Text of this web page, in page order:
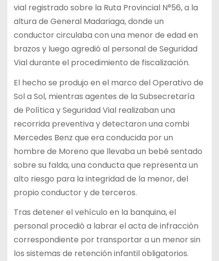
vial registrado sobre la Ruta Provincial N°56, a la
altura de General Madariaga, donde un
conductor circulaba con una menor de edad en
brazos y luego agredió al personal de Seguridad
Vial durante el procedimiento de fiscalización.
El hecho se produjo en el marco del Operativo de
Sol a Sol, mientras agentes de la Subsecretaría
de Política y Seguridad Vial realizaban una
recorrida preventiva y detectaron una combi
Mercedes Benz que era conducida por un
hombre de Moreno que llevaba un bebé sentado
sobre su falda, una conducta que representa un
alto riesgo para la integridad de la menor, del
propio conductor y de terceros.
Tras detener el vehículo en la banquina, el
personal procedió a labrar el acta de infracción
correspondiente por transportar a un menor sin
los sistemas de retención infantil obligatorios.